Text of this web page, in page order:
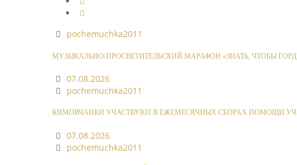
pochemuchka2011
МУЗЫКАЛЬНО-ПРОСВЕТИТЕЛЬСКИЙ МАРАФОН «ЗНАТЬ, ЧТОБЫ
07.08.2026
pochemuchka2011
КИМОВЧАНКИ УЧАСТВУЮТ В ЕЖЕМЕСЯЧНЫХ СБОРАХ ПОМОЩИ
07.08.2026
pochemuchka2011